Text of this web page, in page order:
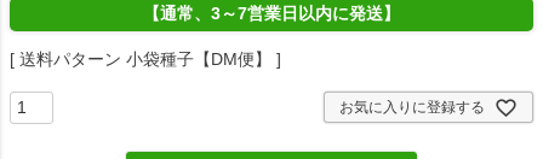
【通常、3～7営業日以内に発送】
送料パターン 小袋種子【DM便】
お気に入りに登録する